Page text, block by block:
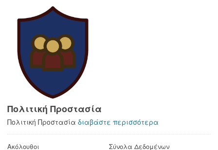
Πολιτική Προστασία
Πολιτική Προστασία διαβάστε περισσότερα
Ακόλουθοι Σύνολα Δεδομένων